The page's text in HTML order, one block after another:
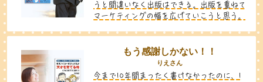
うと間違いなく出版はできる。出版を重ねて
マーケティングの幅を広げていこうと思う。
もう感謝しかない！！
りえさん
今まで10年間まったく書けなかったのに、1